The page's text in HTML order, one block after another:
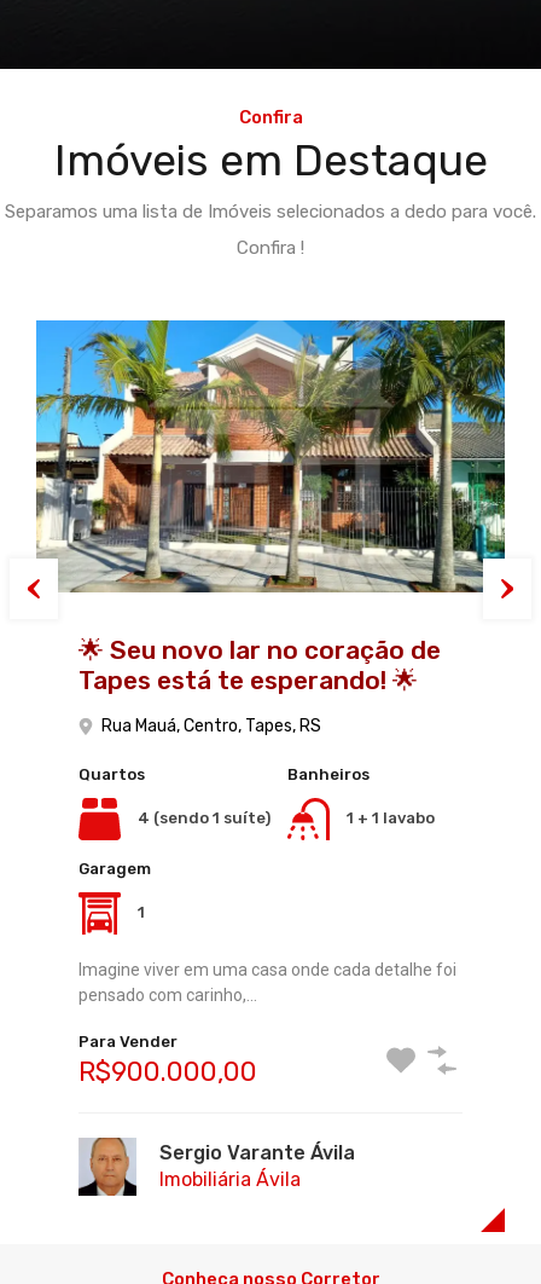
Confira
Imóveis em Destaque
Separamos uma lista de Imóveis selecionados a dedo para você.
Confira !
🌟 Seu novo lar no coração de
Tapes está te esperando! 🌟
Rua Mauá, Centro, Tapes, RS
Quartos
4 (sendo 1 suíte)
Banheiros
1 + 1 lavabo
Garagem
1
Imagine viver em uma casa onde cada detalhe foi
pensado com carinho,…
Para Vender
R$900.000,00
Sergio Varante Ávila
Imobiliária Ávila
Uma casa que emociona: chalé
misto próximo ao centro da
Quartos Garagem
Que tal desfrutar do charme e da tranquilidade de
um chalé misto…
Para Vender
R$600.000,00
Sergio Varante Ávila
Conheça nosso Corretor